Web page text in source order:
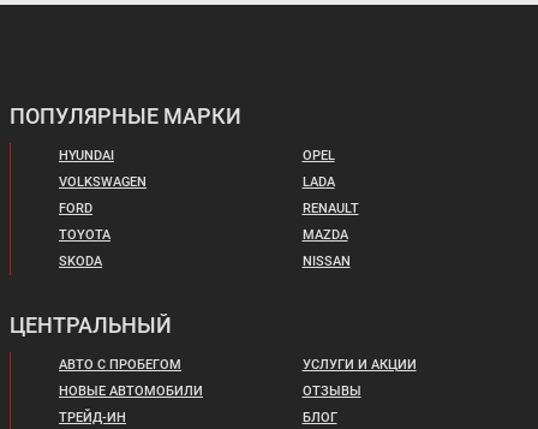
ПОПУЛЯРНЫЕ МАРКИ
HYUNDAI
VOLKSWAGEN
FORD
TOYOTA
SKODA
OPEL
LADA
RENAULT
MAZDA
NISSAN
ЦЕНТРАЛЬНЫЙ
АВТО С ПРОБЕГОМ
НОВЫЕ АВТОМОБИЛИ
ТРЕЙД-ИН
УСЛУГИ И АКЦИИ
ОТЗЫВЫ
БЛОГ